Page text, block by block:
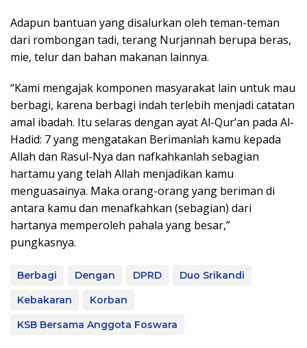
Adapun bantuan yang disalurkan oleh teman-teman
dari rombongan tadi, terang Nurjannah berupa beras,
mie, telur dan bahan makanan lainnya.
“Kami mengajak komponen masyarakat lain untuk mau
berbagi, karena berbagi indah terlebih menjadi catatan
amal ibadah. Itu selaras dengan ayat Al-Qur’an pada Al-
Hadid: 7 yang mengatakan Berimanlah kamu kepada
Allah dan Rasul-Nya dan nafkahkanlah sebagian
hartamu yang telah Allah menjadikan kamu
menguasainya. Maka orang-orang yang beriman di
antara kamu dan menafkahkan (sebagian) dari
hartanya memperoleh pahala yang besar,”
pungkasnya.
Berbagi Dengan DPRD
Duo Srikandi
Kebakaran
Korban
KSB Bersama Anggota Foswara